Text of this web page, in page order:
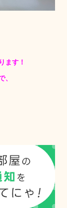
ます！